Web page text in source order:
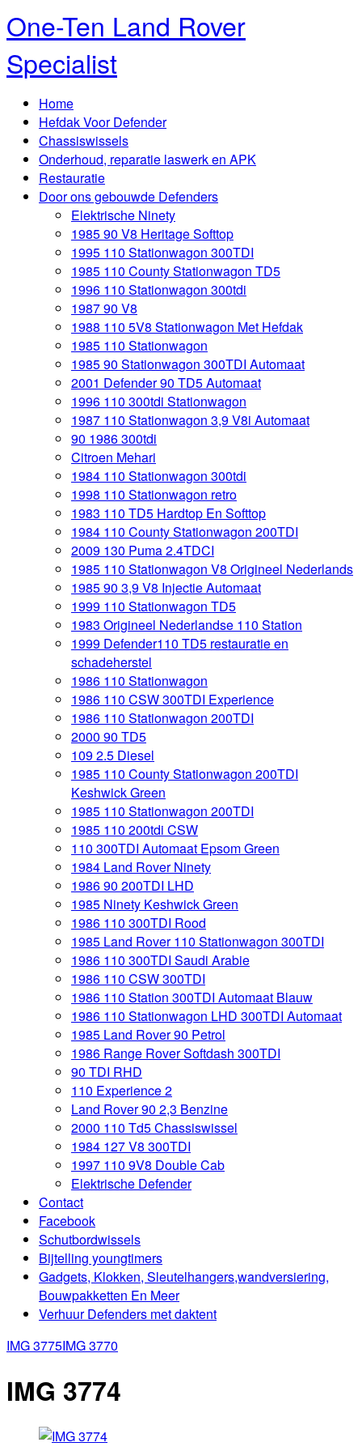
One-Ten Land Rover
Specialist
Home
Hefdak Voor Defender
Chassiswissels
Onderhoud, reparatie laswerk en APK
Restauratie
Door ons gebouwde Defenders
Elektrische Ninety
1985 90 V8 Heritage Softtop
1995 110 Stationwagon 300TDI
1985 110 County Stationwagon TD5
1996 110 Stationwagon 300tdi
1987 90 V8
1988 110 5V8 Stationwagon Met Hefdak
1985 110 Stationwagon
1985 90 Stationwagon 300TDI Automaat
2001 Defender 90 TD5 Automaat
1996 110 300tdi Stationwagon
1987 110 Stationwagon 3,9 V8i Automaat
90 1986 300tdi
Citroen Mehari
1984 110 Stationwagon 300tdi
1998 110 Stationwagon retro
1983 110 TD5 Hardtop En Softtop
1984 110 County Stationwagon 200TDI
2009 130 Puma 2.4TDCI
1985 110 Stationwagon V8 Origineel Nederlands
1985 90 3,9 V8 Injectie Automaat
1999 110 Stationwagon TD5
1983 Origineel Nederlandse 110 Station
1999 Defender110 TD5 restauratie en
schadeherstel
1986 110 Stationwagon
1986 110 CSW 300TDI Experience
1986 110 Stationwagon 200TDI
2000 90 TD5
109 2.5 Diesel
1985 110 County Stationwagon 200TDI
Keshwick Green
1985 110 Stationwagon 200TDI
1985 110 200tdi CSW
110 300TDI Automaat Epsom Green
1984 Land Rover Ninety
1986 90 200TDI LHD
1985 Ninety Keshwick Green
1986 110 300TDI Rood
1985 Land Rover 110 Stationwagon 300TDI
1986 110 300TDI Saudi Arabie
1986 110 CSW 300TDI
1986 110 Station 300TDI Automaat Blauw
1986 110 Stationwagon LHD 300TDI Automaat
1985 Land Rover 90 Petrol
1986 Range Rover Softdash 300TDI
90 TDI RHD
110 Experience 2
Land Rover 90 2,3 Benzine
2000 110 Td5 Chassiswissel
1984 127 V8 300TDI
1997 110 9V8 Double Cab
Elektrische Defender
Contact
Facebook
Schutbordwissels
Bijtelling youngtimers
Gadgets, Klokken, Sleutelhangers,wandversiering,
Bouwpakketten En Meer
Verhuur Defenders met daktent
IMG 3775IMG 3770
IMG 3774